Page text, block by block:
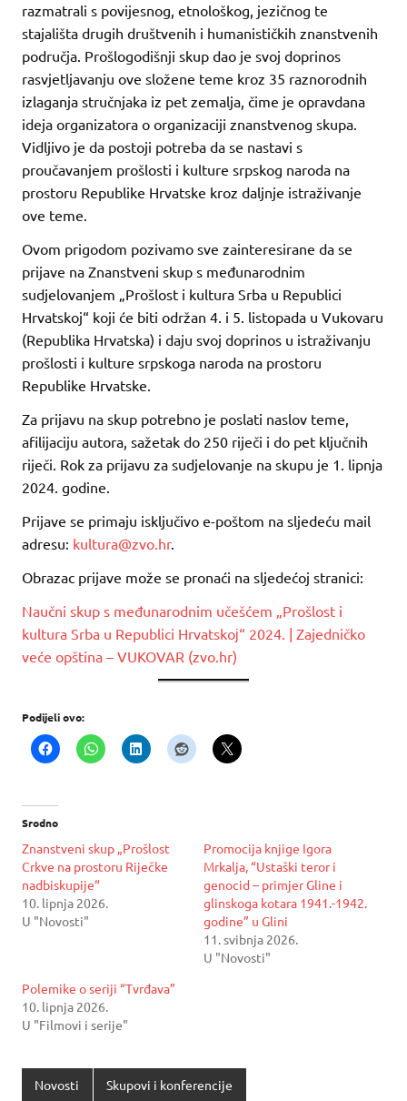
razmatrali s povijesnog, etnološkog, jezičnog te
stajališta drugih društvenih i humanističkih znanstvenih
područja. Prošlogodišnji skup dao je svoj doprinos
rasvjetljavanju ove složene teme kroz 35 raznorodnih
izlaganja stručnjaka iz pet zemalja, čime je opravdana
ideja organizatora o organizaciji znanstvenog skupa.
Vidljivo je da postoji potreba da se nastavi s
proučavanjem prošlosti i kulture srpskog naroda na
prostoru Republike Hrvatske kroz daljnje istraživanje
ove teme.
Ovom prigodom pozivamo sve zainteresirane da se
prijave na Znanstveni skup s međunarodnim
sudjelovanjem „Prošlost i kultura Srba u Republici
Hrvatskoj“ koji će biti održan 4. i 5. listopada u Vukovaru
(Republika Hrvatska) i daju svoj doprinos u istraživanju
prošlosti i kulture srpskoga naroda na prostoru
Republike Hrvatske.
Za prijavu na skup potrebno je poslati naslov teme,
afilijaciju autora, sažetak do 250 riječi i do pet ključnih
riječi. Rok za prijavu za sudjelovanje na skupu je 1. lipnja
2024. godine.
Prijave se primaju isključivo e-poštom na sljedeću mail
adresu: kultura@zvo.hr.
Obrazac prijave može se pronaći na sljedećoj stranici:
Naučni skup s međunarodnim učešćem „Prošlost i
kultura Srba u Republici Hrvatskoј“ 2024. | Zajedničko
veće opština – VUKOVAR (zvo.hr)
Podijeli ovo:
Srodno
Znanstveni skup „Prošlost
Crkve na prostoru Riječke
nadbiskupije“
10. lipnja 2026.
U "Novosti"
Promocija knjige Igora
Mrkalja, “Ustaški teror i
genocid – primjer Gline i
glinskoga kotara 1941.-1942.
godine” u Glini
11. svibnja 2026.
U "Novosti"
Polemike o seriji “Tvrđava”
10. lipnja 2026.
U "Filmovi i serije"
Novosti Skupovi i konferencije